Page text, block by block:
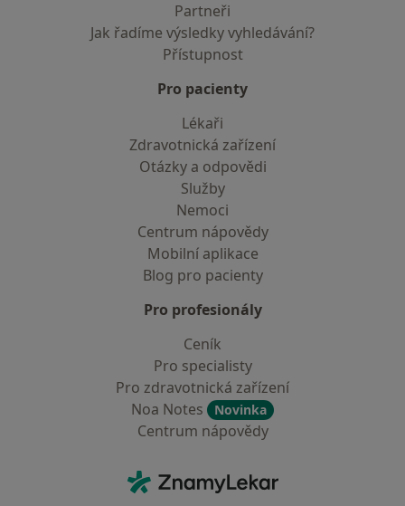
Partneři
Jak řadíme výsledky vyhledávání?
Přístupnost
Pro pacienty
Lékaři
Zdravotnická zařízení
Otázky a odpovědi
Služby
Nemoci
Centrum nápovědy
Mobilní aplikace
Blog pro pacienty
Pro profesionály
Ceník
Pro specialisty
Pro zdravotnická zařízení
Noa Notes
Novinka
Centrum nápovědy
ZnamyLekar - Hlavní stránka